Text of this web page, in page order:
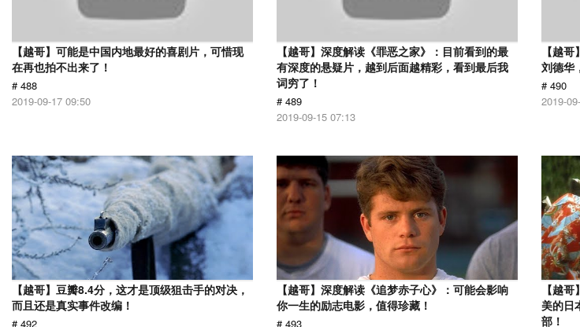
【越哥】可能是中国内地最好的喜剧片，可惜现
在再也拍不出来了！
# 488
2019-09-17 09:50
【越哥】深度解读《罪恶之家》：目前看到的最
有深度的悬疑片，越到后面越精彩，看到最后我
词穷了！
# 489
2019-09-15 07:13
【越
刘德华
# 490
2019-
【越哥】豆瓣8.4分，这才是顶级狙击手的对决，
而且还是真实事件改编！
# 492
【越哥】深度解读《追梦赤子心》：可能会影响
你一生的励志电影，值得珍藏！
# 493
【越
美的日
部！